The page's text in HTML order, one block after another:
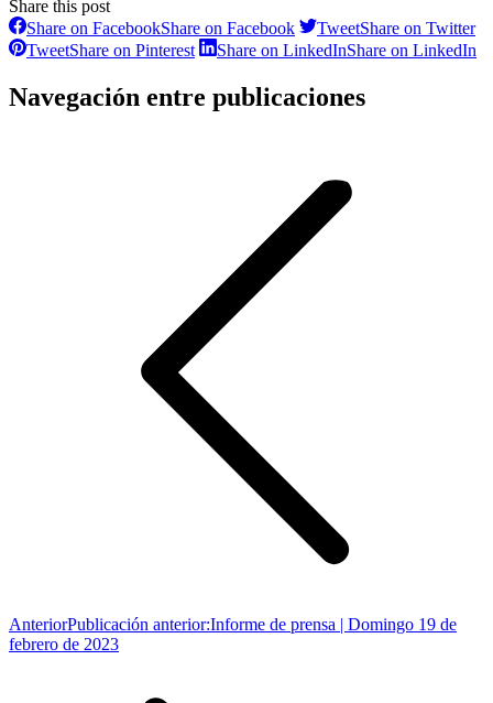
Share this post
Share on FacebookShare on Facebook TweetShare on Twitter
TweetShare on Pinterest Share on LinkedInShare on LinkedIn
Navegación entre publicaciones
AnteriorPublicación anterior:Informe de prensa | Domingo 19 de
febrero de 2023